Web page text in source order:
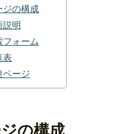
ジの構成
説明
フォーム
表
ページ